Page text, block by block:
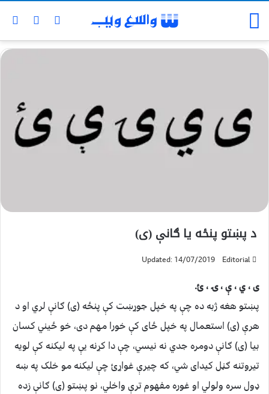
د پښتو پنځه یا ګانې (ی)
Editorial
Updated: 14/07/2019
ی ، ي ، ې ، ۍ ، ئ.
پښتو هغه ژبه ده چې په خپل جوړښت کې پنځه (ی) ګانې لري او د
هرې (ی) استعمال په خپل ځای کې خورا مهم دی، خو ځیني کسان
بیا (ی) ګانې دومره جدي نه نیسي، چې دا کړنه یې په لیکنه کې لویه
تیروتنه ګڼل کیدای شي، که چیرې غواړئ چې لیکنه مو خلک په ښه
ډول سره ولولي او غوره مفهوم ترې واخلي، نو پښتو (ی) ګانې زده